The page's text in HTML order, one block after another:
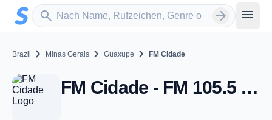
Zum Hauptinhalt springen
search
Sender suchen arrow_forward menu
Brazil chevron_right Minas Gerais chevron_right Guaxupe chevron_right FM Cidade
FM Cidade - FM 105.5 - Guaxupe